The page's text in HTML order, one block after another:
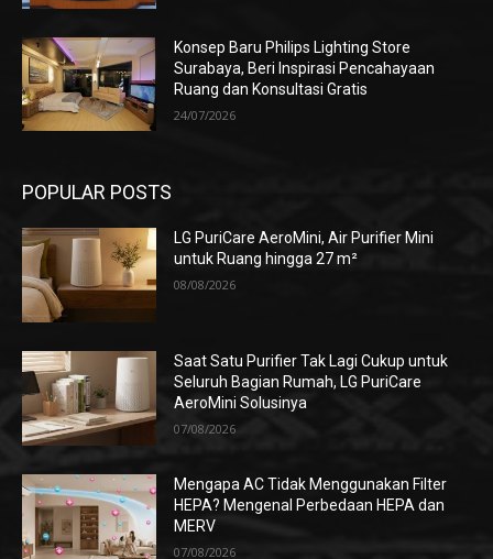
Konsep Baru Philips Lighting Store
Surabaya, Beri Inspirasi Pencahayaan
Ruang dan Konsultasi Gratis
24/07/2026
POPULAR POSTS
LG PuriCare AeroMini, Air Purifier Mini
untuk Ruang hingga 27 m²
08/08/2026
Saat Satu Purifier Tak Lagi Cukup untuk
Seluruh Bagian Rumah, LG PuriCare
AeroMini Solusinya
07/08/2026
Mengapa AC Tidak Menggunakan Filter
HEPA? Mengenal Perbedaan HEPA dan
MERV
07/08/2026